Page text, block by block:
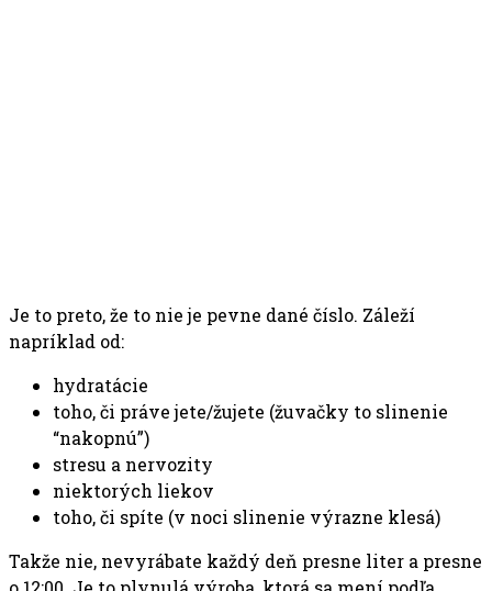
Je to preto, že to nie je pevne dané číslo. Záleží
napríklad od:
hydratácie
toho, či práve jete/žujete (žuvačky to slinenie
“nakopnú”)
stresu a nervozity
niektorých liekov
toho, či spíte (v noci slinenie výrazne klesá)
Takže nie, nevyrábate každý deň presne liter a presne